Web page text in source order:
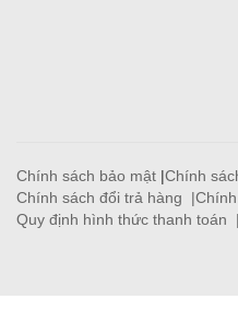
Chính sách bảo mật |Chính
Chính sách đổi trả hàng |
Quy định hình thức thanh toán |